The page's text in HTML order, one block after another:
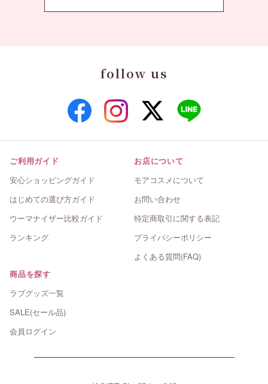
follow us
ご利用ガイド
安心ショッピングガイド
はじめての選び方ガイド
ウーマナイザー比較ガイド
ランキング
お店について
モアコスメについて
お問い合わせ
特定商取引に関する表記
プライバシーポリシー
よくある質問(FAQ)
商品を探す
ラブグッズ一覧
SALE(セール品)
会員ログイン